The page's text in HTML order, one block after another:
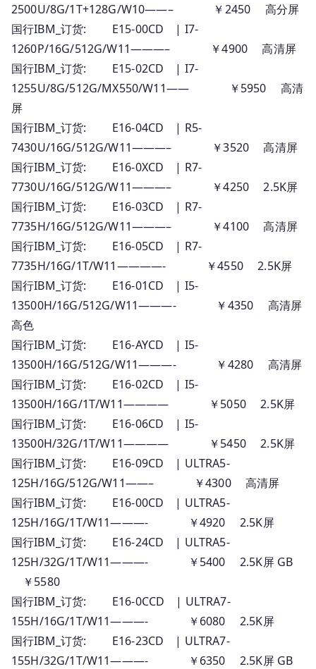
2500U/8G/1T+128G/W10——– ￥2450 高分屏
国行IBM_订货: E15-00CD | I7-
1260P/16G/512G/W11———– ￥4900 高清屏
国行IBM_订货: E15-02CD | I7-
1255U/8G/512G/MX550/W11—— ￥5950 高清
屏
国行IBM_订货: E16-04CD | R5-
7430U/16G/512G/W11———– ￥3520 高清屏
国行IBM_订货: E16-0XCD | R7-
7730U/16G/512G/W11———– ￥4250 2.5K屏
国行IBM_订货: E16-03CD | R7-
7735H/16G/512G/W11———– ￥4100 高清屏
国行IBM_订货: E16-05CD | R7-
7735H/16G/1T/W11————- ￥4550 2.5K屏
国行IBM_订货: E16-01CD | I5-
13500H/16G/512G/W11———- ￥4350 高清屏
高色
国行IBM_订货: E16-AYCD | I5-
13500H/16G/512G/W11———- ￥4280 高清屏
国行IBM_订货: E16-02CD | I5-
13500H/16G/1T/W11———— ￥5050 2.5K屏
国行IBM_订货: E16-06CD | I5-
13500H/32G/1T/W11———— ￥5450 2.5K屏
国行IBM_订货: E16-09CD | ULTRA5-
125H/16G/512G/W11——– ￥4300 高清屏
国行IBM_订货: E16-00CD | ULTRA5-
125H/16G/1T/W11———- ￥4920 2.5K屏
国行IBM_订货: E16-24CD | ULTRA5-
125H/32G/1T/W11———- ￥5400 2.5K屏 GB
￥5580
国行IBM_订货: E16-0CCD | ULTRA7-
155H/16G/1T/W11———- ￥6080 2.5K屏
国行IBM_订货: E16-23CD | ULTRA7-
155H/32G/1T/W11———- ￥6350 2.5K屏 GB